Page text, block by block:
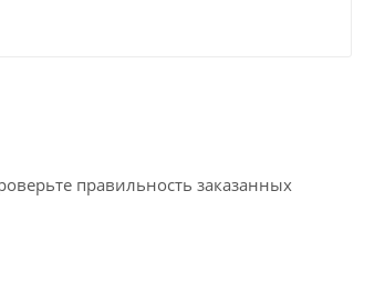
правильность заказанных